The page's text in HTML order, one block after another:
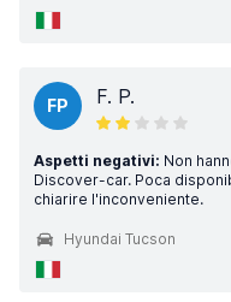
FP F. P.
Aspetti negativi: Non
Discover-car. Poca
chiarire l'inconveniente.
Hyundai Tucson